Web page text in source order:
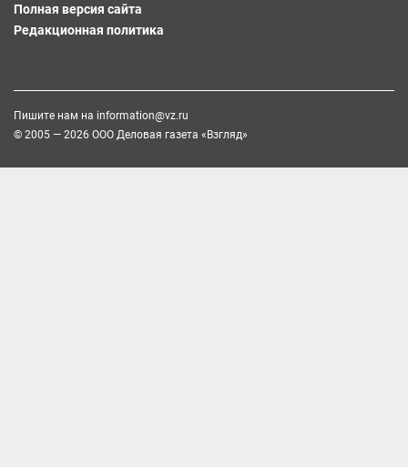
Полная версия сайта
Редакционная политика
Пишите нам на information@vz.ru
© 2005 — 2026 ООО Деловая газета «Взгляд»